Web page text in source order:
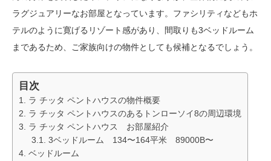
ラグジュアリーなお部屋となっています。ファシリティなどもホ
テルのように寛げるリゾート感があり、間取りも3ベッドルーム
まであるため、ご家族向けの物件としても候補となるでしょう。
目次
ラ チッタ ペントハウスの物件概要
ラ チッタ ペントハウスのあるトンローソイ8の周辺環境
ラ チッタ ペントハウス お部屋紹介
3ベッドルーム 134〜164平米 89000B〜
ベッドルーム